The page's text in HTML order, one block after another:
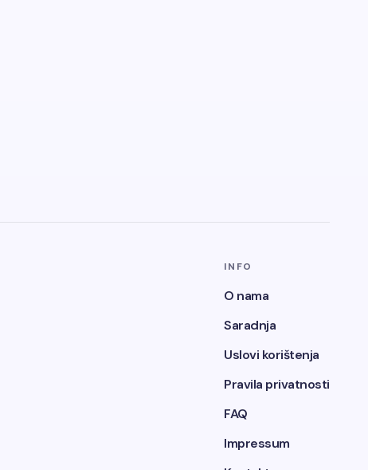
INFO
O nama
Saradnja
Uslovi korištenja
Pravila privatnosti
FAQ
Impressum